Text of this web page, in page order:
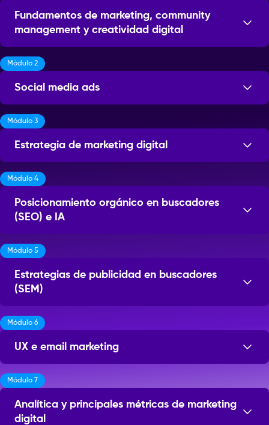
Fundamentos de marketing, community
management y creatividad digital
Sesiones: 8
Módulo 2
Social media ads
Sesiones: 8
Módulo 3
Estrategia de marketing digital
Sesiones: 5
Módulo 4
Posicionamiento orgánico en buscadores
(SEO) e IA
Sesiones: 5
Módulo 5
Estrategias de publicidad en buscadores
(SEM)
Sesiones: 7
Módulo 6
UX e email marketing
Sesiones: 4
Módulo 7
Analítica y principales métricas de marketing
digital